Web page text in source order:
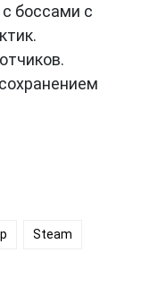
боссами с
Steam